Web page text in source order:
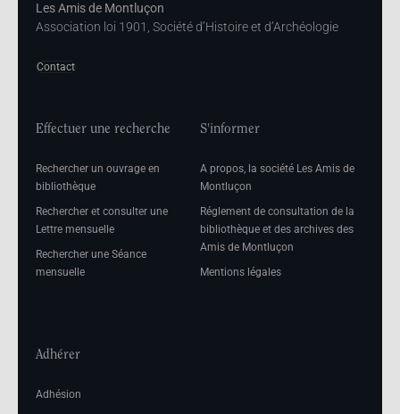
Les Amis de Montluçon
Association loi 1901, Société d’Histoire et d’Archéologie
Contact
Effectuer une recherche
Rechercher un ouvrage en
bibliothèque
Rechercher et consulter une
Lettre mensuelle
Rechercher une Séance
mensuelle
S'informer
A propos, la société Les Amis de
Montluçon
Réglement de consultation de la
bibliothèque et des archives des
Amis de Montluçon
Mentions légales
Adhérer
Adhésion